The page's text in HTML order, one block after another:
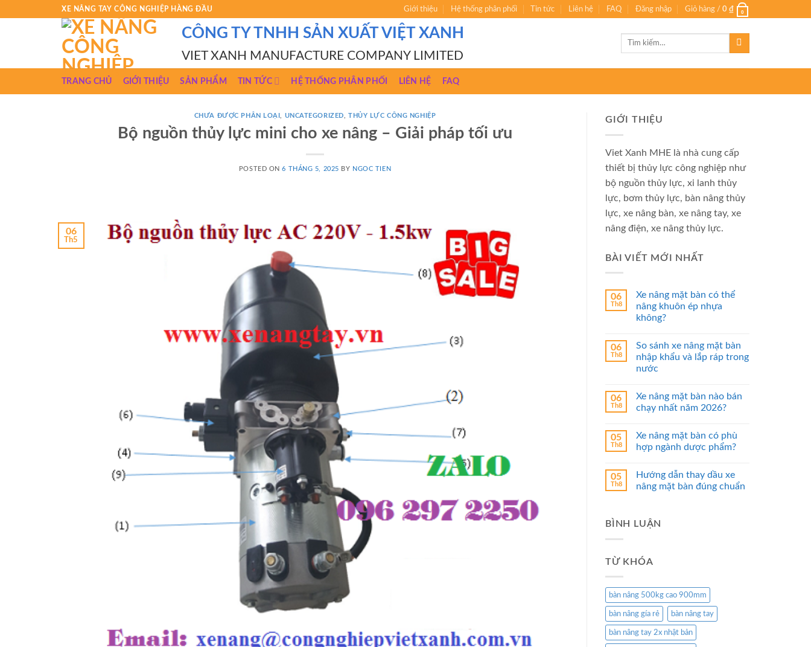
XE NÂNG TAY CÔNG NGHIỆP HÀNG ĐẦU Giới thiệu Hệ thống phân phối Tin tức Liên hệ FAQ Đăng nhập Giỏ hàng / 0 ₫ 0
CÔNG TY TNHH SẢN XUẤT VIỆT XANH
VIET XANH MANUFACTURE COMPANY LIMITED
Tìm
TRANG CHỦ GIỚI THIỆU SẢN PHẨM TIN TỨC HỆ THỐNG PHÂN PHỐI LIÊN HỆ FAQ
CHƯA ĐƯỢC PHÂN LOẠI UNCATEGORIZED THỦY LỰC CÔNG NGHIỆP
Bộ nguồn thủy lực mini cho xe nâng – Giải pháp tối ưu
POSTED ON6 THÁNG 5, 2025 BY NGOC TIEN
06
Th5
GIỚI THIỆU
Viet Xanh MHE là nhà cung cấp
thiết bị thủy lực công nghiệp như
bộ nguồn thủy lực, xi lanh thủy
lực, bơm thủy lực, bàn nâng thủy
lực, xe nâng bàn, xe nâng tay, xe
nâng điện, xe nâng thủy lực.
BÀI VIẾT MỚI NHẤT
06
Th8
Xe nâng mặt bàn có thể
nâng khuôn ép nhựa
không?
06
Th8
So sánh xe nâng mặt bàn
nhập khẩu và lắp ráp trong
nước
06
Th8
Xe nâng mặt bàn nào bán
chạy nhất năm 2026?
05
Th8
Xe nâng mặt bàn có phù
hợp ngành dược phẩm?
05
Th8
Hướng dẫn thay dầu xe
nâng mặt bàn đúng chuẩn
BÌNH LUẬN
TỪ KHÓA
bàn nâng 500kg cao 900mm
bàn nâng gía rẻ bàn nâng tay
bàn nâng tay 2x nhật bản